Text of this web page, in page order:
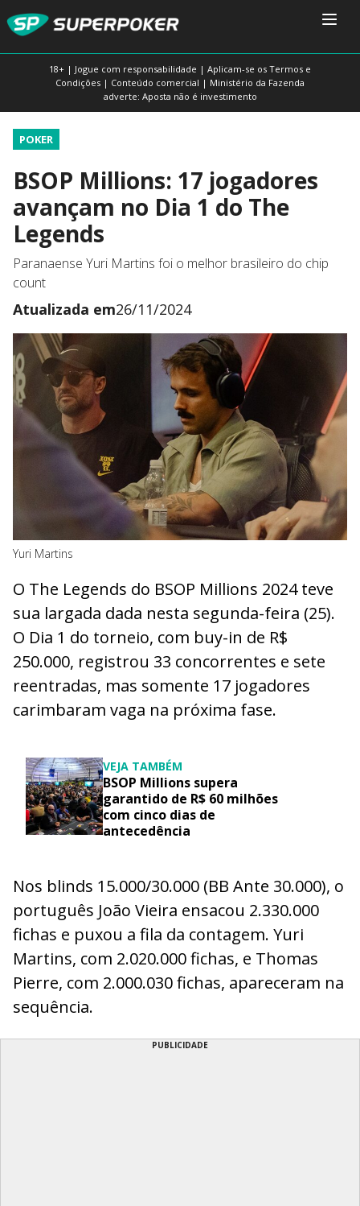
18+ | Jogue com responsabilidade | Aplicam-se os Termos e
Condições | Conteúdo comercial | Ministério da Fazenda
adverte: Aposta não é investimento
POKER
BSOP Millions: 17 jogadores
avançam no Dia 1 do The
Legends
Paranaense Yuri Martins foi o melhor brasileiro do chip
count
Atualizada em26/11/2024
Yuri Martins
O The Legends do BSOP Millions 2024 teve
sua largada dada nesta segunda-feira (25).
O Dia 1 do torneio, com buy-in de R$
250.000, registrou 33 concorrentes e sete
reentradas, mas somente 17 jogadores
carimbaram vaga na próxima fase.
VEJA TAMBÉM
BSOP Millions supera
garantido de R$ 60 milhões
com cinco dias de
antecedência
Nos blinds 15.000/30.000 (BB Ante 30.000), o
português João Vieira ensacou 2.330.000
fichas e puxou a fila da contagem. Yuri
Martins, com 2.020.000 fichas, e Thomas
Pierre, com 2.000.030 fichas, apareceram na
sequência.
PUBLICIDADE